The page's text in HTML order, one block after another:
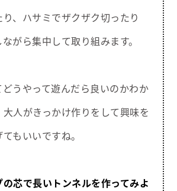
、ハサミでザクザク切ったり
がら集中して取り組みます。
うやって遊んだら良いのかわか
人がきっかけ作りをして興味を
もいいですね。
の芯で長いトンネルを作ってみよ